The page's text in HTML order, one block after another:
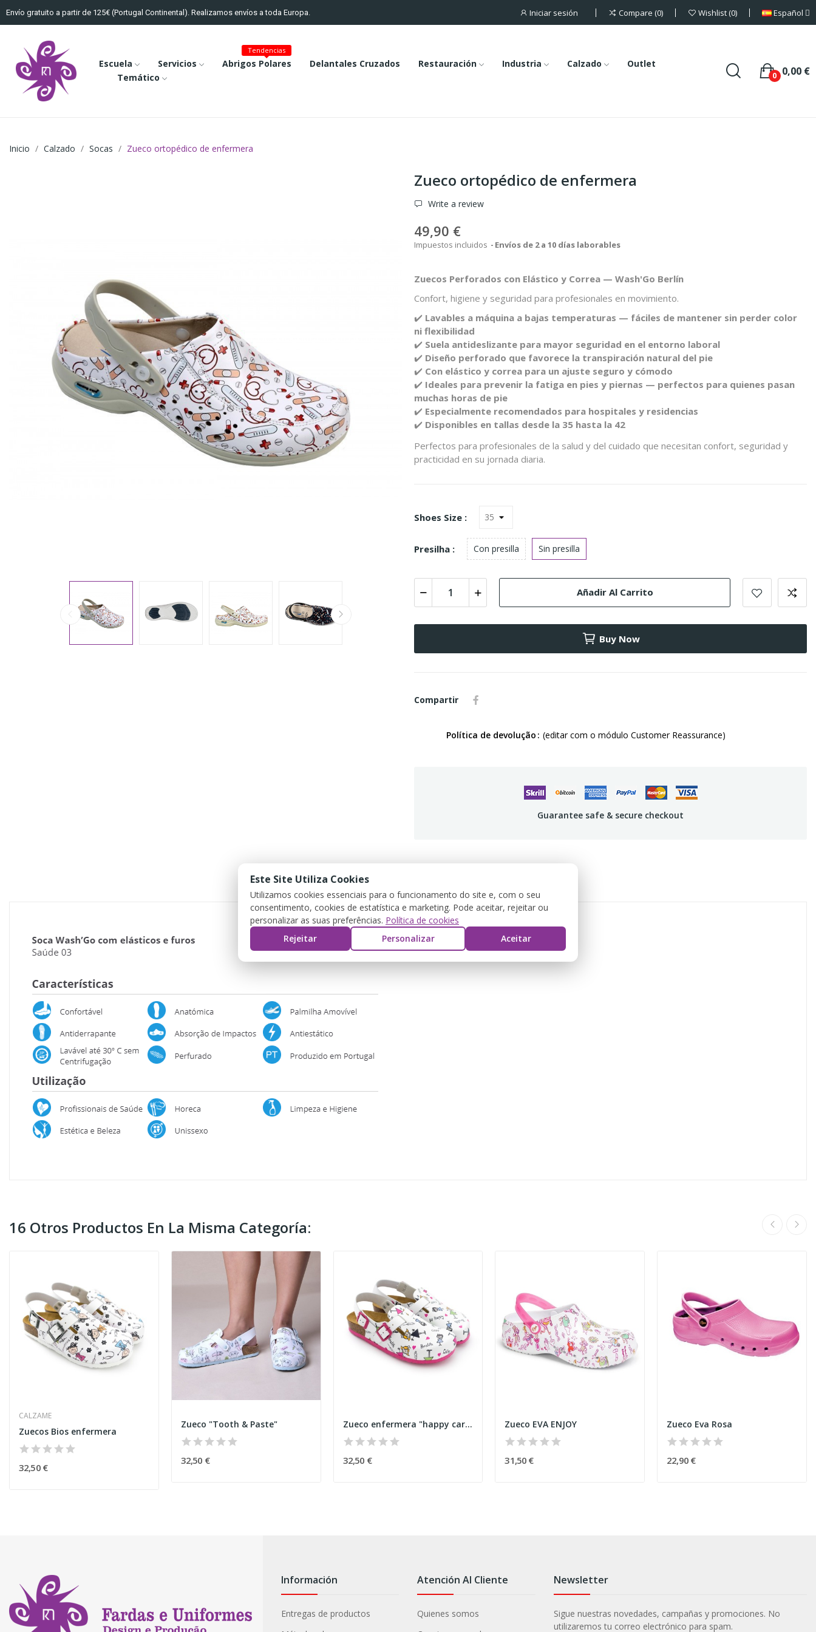
Envío gratuito a partir de 125€ (Portugal Continental). Realizamos envíos a toda Europa. Iniciar sesión Compare 0 Wishlist 0 Español
Escuela Servicios Abrigos Polares
Tendencias
Delantales Cruzados Restauración Industria Calzado
Outlet
Temático
0,00 €
0
Inicio Calzado Socas Zueco ortopédico de enfermera
Zueco ortopédico de enfermera
Write a review
49,90 €
Impuestos incluidos Envíos de 2 a 10 días laborables
Zuecos Perforados con Elástico y Correa — Wash'Go Berlín
Confort, higiene y seguridad para profesionales en movimiento.
✔️ Lavables a máquina a bajas temperaturas — fáciles de mantener sin perder color
ni flexibilidad
✔️ Suela antideslizante para mayor seguridad en el entorno laboral
✔️ Diseño perforado que favorece la transpiración natural del pie
✔️ Con elástico y correa para un ajuste seguro y cómodo
✔️ Ideales para prevenir la fatiga en pies y piernas — perfectos para quienes pasan
muchas horas de pie
✔️ Especialmente recomendados para hospitales y residencias
✔️ Disponibles en tallas desde la 35 hasta la 42
Perfectos para profesionales de la salud y del cuidado que necesitan confort, seguridad y
practicidad en su jornada diaria.
Shoes Size :
Presilha : Con presilla Sin presilla
Añadir Al Carrito
Buy Now
Compartir
Política de devolução (editar com o módulo Customer Reassurance)
Guarantee safe & secure checkout
DESCRIPCIÓN DETALLES DEL PRODUCTO
16 Otros Productos En La Misma Categoría:
CALZAME
Zuecos Bios enfermera
32,50 €
Zueco "Tooth & Paste"
32,50 €
Zueco enfermera "happy care"
32,50 €
Zueco EVA ENJOY
31,50 €
Zueco Eva Rosa
22,90 €
Información
Entregas de productos
Atención Al Cliente
Quienes somos
Newsletter
Sigue nuestras novedades, campañas y promociones. No
utilizaremos tu correo electrónico para spam.
Este Site Utiliza Cookies
Utilizamos cookies essenciais para o funcionamento do site e, com o seu
consentimento, cookies de estatística e marketing. Pode aceitar, rejeitar ou
personalizar as suas preferências. Política de cookies
Rejeitar
Personalizar Aceitar